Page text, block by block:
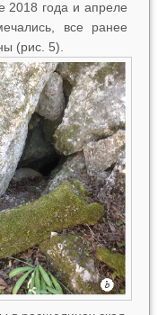
2018 года и апреле
все ранее
(рис. 5).